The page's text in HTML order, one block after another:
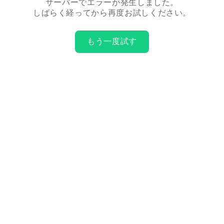
サーバーでエラーが発生しました。
しばらく経ってから再度お試しください。
もう一度試す